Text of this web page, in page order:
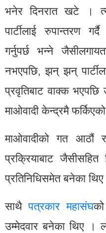
भनेर दिनरात खटे ।
पार्टीलाई रुपान्तरण
गर्नुपर्छ भन्ने
नभएपछि, झन् झन्
प्रवृतिबाट वाक्क भएपछि
माओवादी केन्द्रमै
माओवादीको गत आठौं
प्रक्रियाबाट
प्रतिनिधिसमेत बनेका थिए
साथैपत्रकार महासंघ
उम्मेदवार बनेका थिए ।